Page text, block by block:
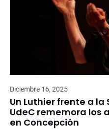
Diciembre 16, 2025
Un Luthier frente a
UdeC rememora los
en Concepción